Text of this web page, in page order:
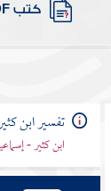
كتب PDF
تفسير ابن
ابن كثير -